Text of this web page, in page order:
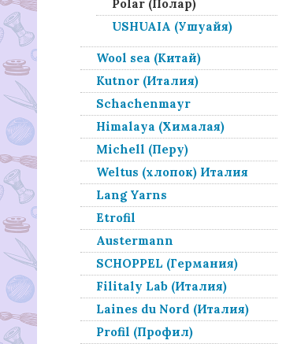
Polar (Полар)
USHUAIA (Ушуайя)
Wool sea (Китай)
Kutnor (Италия)
Schachenmayr
Himalaya (Хималая)
Michell (Перу)
Weltus (хлопок) Италия
Lang Yarns
Etrofil
Austermann
SCHOPPEL (Германия)
Filitaly Lab (Италия)
Laines du Nord (Италия)
Profil (Профил)